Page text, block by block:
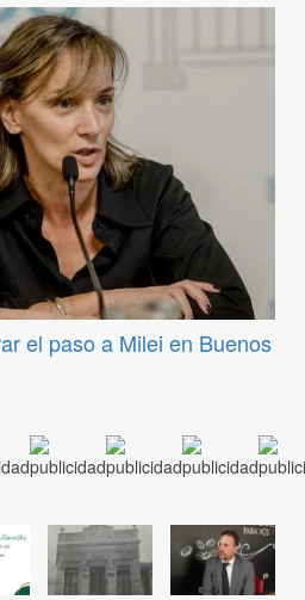
el paso a Milei en Buenos